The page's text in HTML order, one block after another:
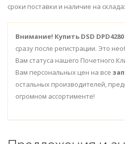
сроки поставки и наличие на
Внимание! Купить DSD
сразу после регистрации. Это
Вам статуса нашего Почетного
Вам персональных цен на все
остальных производителей,
огромном ассортименте!